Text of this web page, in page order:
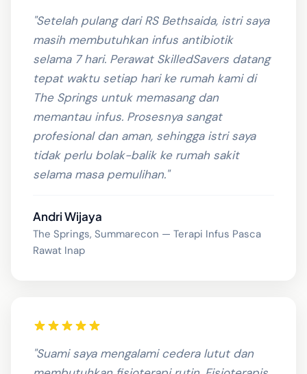
"Setelah pulang dari RS Bethsaida, istri saya
masih membutuhkan infus antibiotik
selama 7 hari. Perawat SkilledSavers datang
tepat waktu setiap hari ke rumah kami di
The Springs untuk memasang dan
memantau infus. Prosesnya sangat
profesional dan aman, sehingga istri saya
tidak perlu bolak-balik ke rumah sakit
selama masa pemulihan."
Andri Wijaya
The Springs, Summarecon — Terapi Infus Pasca
Rawat Inap
"Suami saya mengalami cedera lutut dan